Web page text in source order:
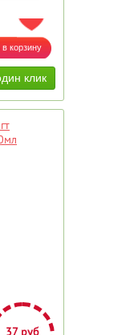
ДОБАВИТЬ В ИЗБРАННОЕ
37 руб